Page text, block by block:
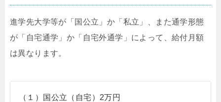
進学先大学等が「国公立」か「私立」、また通学形態
が「自宅通学」か「自宅外通学」によって、給付月額
は異なります。
（１）国公立（自宅）2万円